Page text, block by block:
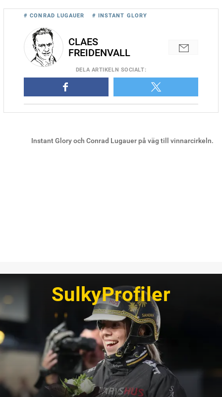
Instant Glory och Conrad Lugauer på väg till vinnarcirkeln.
# CONRAD LUGAUER # INSTANT GLORY
CLAES
FREIDENVALL
DELA ARTIKELN SOCIALT:
SulkyProfiler